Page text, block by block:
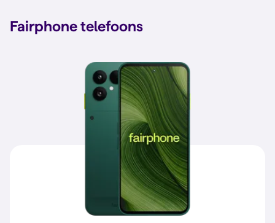
Fairphone telefoons